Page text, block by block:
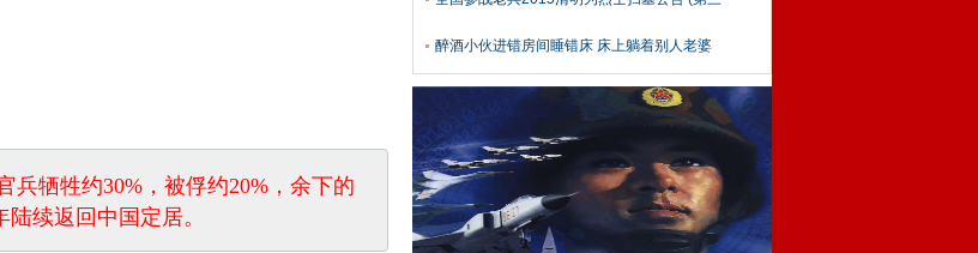
兵牺牲约30%，被俘约20%，余下的
续返回中国定居。
醉酒小伙进错房间睡错床 床上躺着别人老婆